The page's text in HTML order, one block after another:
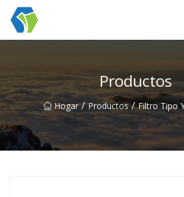
Grupo Co., Ltd de las soluciones de la
Productos
Hogar / Productos / Filtro Tipo